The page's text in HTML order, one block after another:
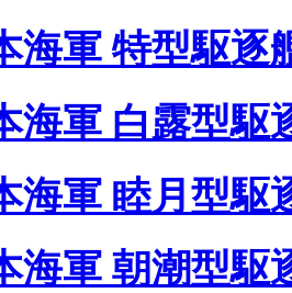
海軍 特型駆逐
海軍 白露型駆
海軍 睦月型駆
海軍 朝潮型駆